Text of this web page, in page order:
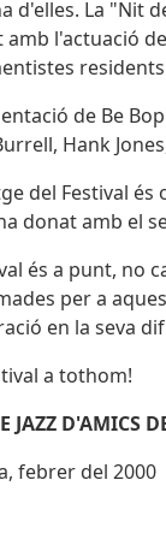
d'elles. La "Nit
amb l'actuació
residents
de Be
Hank
del Festival
ha donat amb el
és a punt, no
per a
en la seva
a tothom!
JAZZ D'AMICS
febrer del 2000